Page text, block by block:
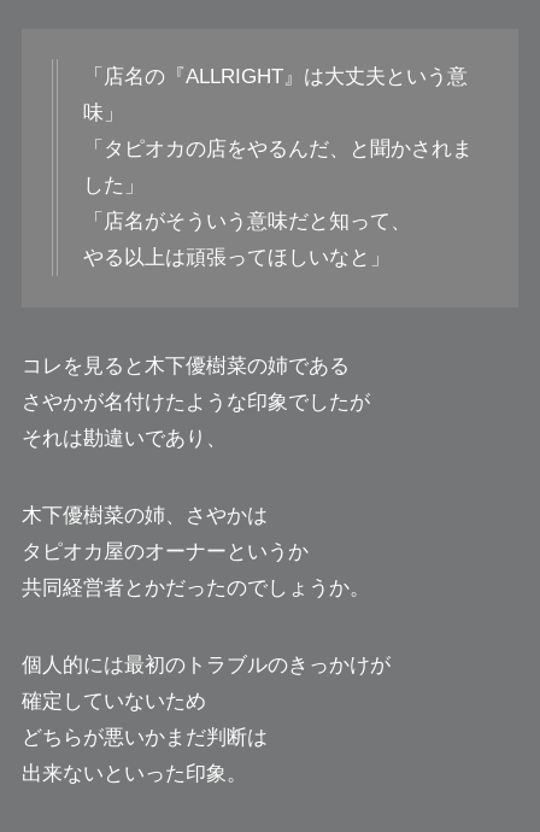
「店名の『ALLRIGHT』は大丈夫という意
味」
「タピオカの店をやるんだ、と聞かされま
した」
「店名がそういう意味だと知って、
やる以上は頑張ってほしいなと」
コレを見ると木下優樹菜の姉である
さやかが名付けたような印象でしたが
それは勘違いであり、
木下優樹菜の姉、さやかは
タピオカ屋のオーナーというか
共同経営者とかだったのでしょうか。
個人的には最初のトラブルのきっかけが
確定していないため
どちらが悪いかまだ判断は
出来ないといった印象。